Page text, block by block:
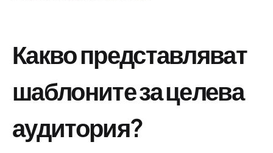
Какво представляват
шаблоните за целева
аудитория?